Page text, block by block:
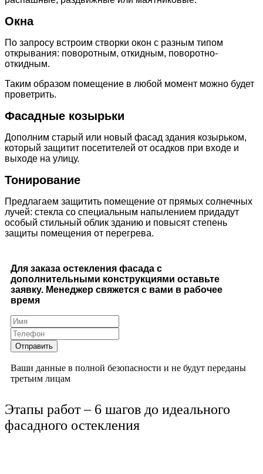
Окна
По запросу встроим створки окон с разным типом
открывания: поворотным, откидным, поворотно-
откидным.
Таким образом помещение в любой момент можно будет
проветрить.
Фасадные козырьки
Дополним старый или новый фасад здания козырьком,
который защитит посетителей от осадков при входе и
выходе на улицу.
Тонирование
Предлагаем защитить помещение от прямых солнечных
лучей: стекла со специальным напылением придадут
особый стильный облик зданию и повысят степень
защиты помещения от перегрева.
Для заказа остекления фасада с
дополнительными конструкциями оставьте
заявку. Менеджер свяжется с вами в рабочее
время
Ваши данные в полной безопасности и не будут переданы
третьим лицам
Этапы работ – 6 шагов до идеального
фасадного остекления